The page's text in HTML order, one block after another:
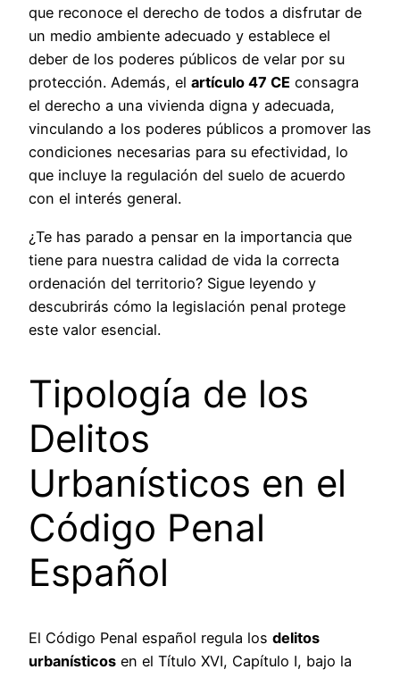
que reconoce el derecho de todos a disfrutar de
un medio ambiente adecuado y establece el
deber de los poderes públicos de velar por su
protección. Además, el artículo 47 CE consagra
el derecho a una vivienda digna y adecuada,
vinculando a los poderes públicos a promover las
condiciones necesarias para su efectividad, lo
que incluye la regulación del suelo de acuerdo
con el interés general.
¿Te has parado a pensar en la importancia que
tiene para nuestra calidad de vida la correcta
ordenación del territorio? Sigue leyendo y
descubrirás cómo la legislación penal protege
este valor esencial.
Tipología de los
Delitos
Urbanísticos en el
Código Penal
Español
El Código Penal español regula los delitos
urbanísticos en el Título XVI, Capítulo I, bajo la